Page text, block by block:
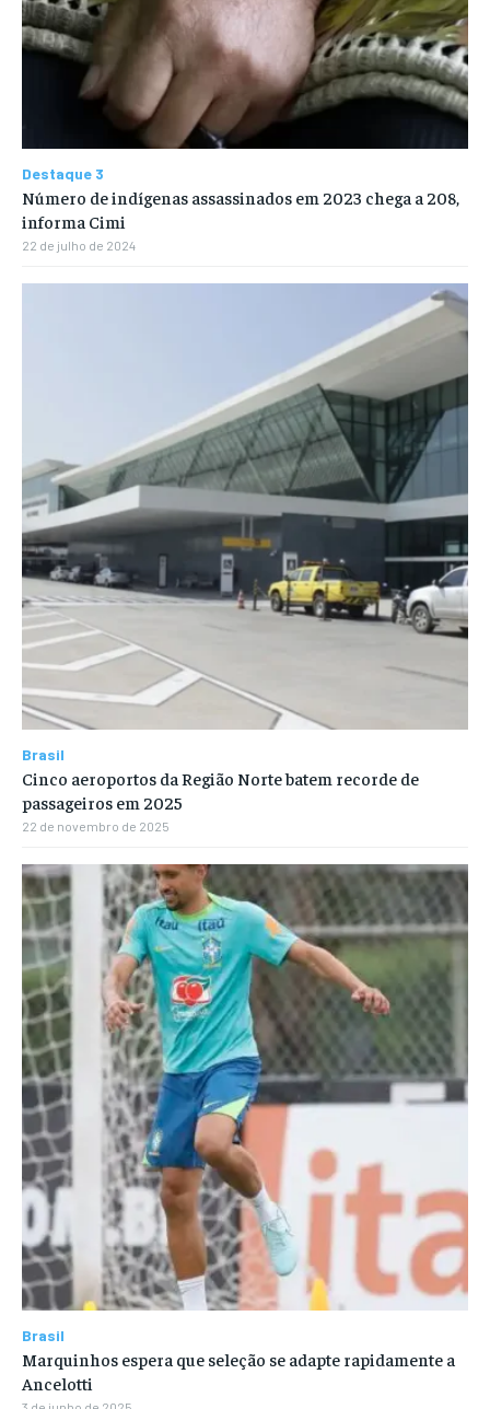
Destaque 3
Número de indígenas assassinados em 2023 chega a 208,
informa Cimi
22 de julho de 2024
Brasil
Cinco aeroportos da Região Norte batem recorde de
passageiros em 2025
22 de novembro de 2025
Brasil
Marquinhos espera que seleção se adapte rapidamente a
Ancelotti